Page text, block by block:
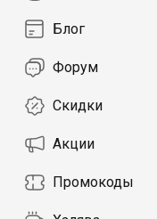
Блог
Форум
Скидки
Акции
Промокоды